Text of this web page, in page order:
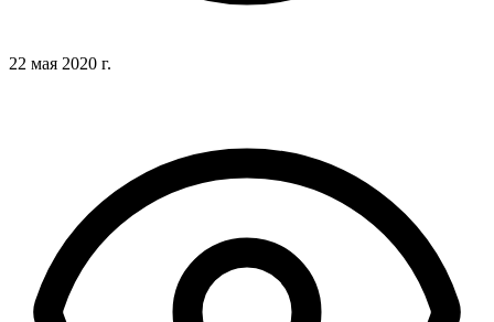
22 мая 2020 г.